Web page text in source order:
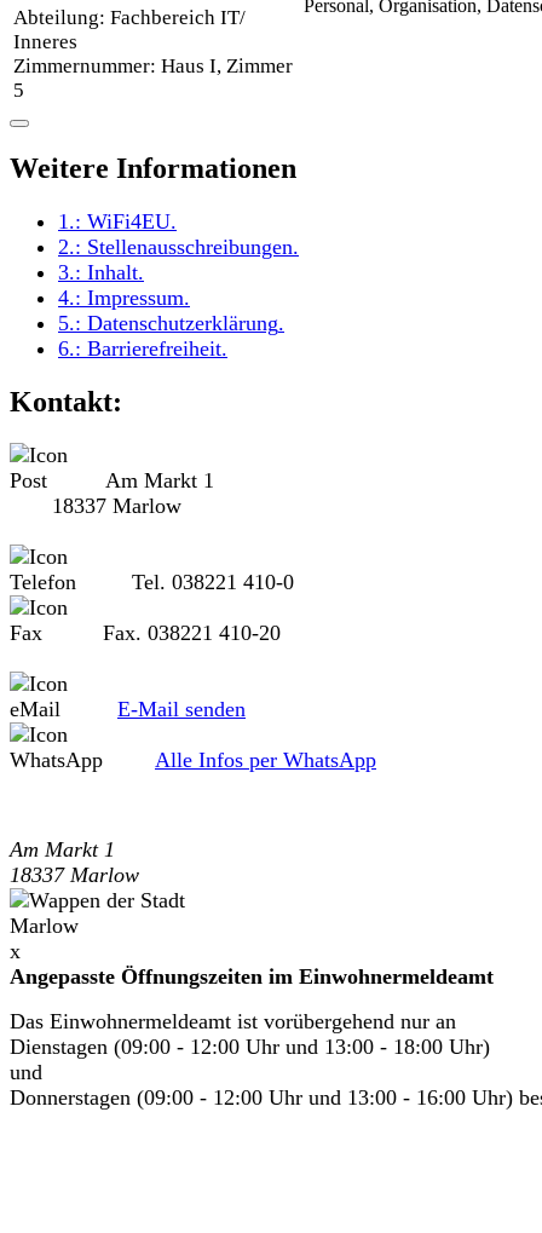
Abteilung: Fachbereich IT/
Inneres
Zimmernummer: Haus I, Zimmer
5
Personal, Organisation,
Weitere Informationen
1.: WiFi4EU.
2.: Stellenausschreibungen.
3.: Inhalt.
4.: Impressum.
5.: Datenschutzerklärung.
6.: Barrierefreiheit.
Kontakt:
Am Markt 1
18337 Marlow
Tel. 038221 410-0
Fax. 038221 410-20
E-Mail senden
Alle Infos per WhatsApp
Am Markt 1
18337 Marlow
x
Angepasste Öffnungszeiten im Einwohnermeldeamt
Das Einwohnermeldeamt ist vorübergehend nur an
Dienstagen (09:00 - 12:00 Uhr und 13:00 - 18:00 Uhr)
und
Donnerstagen (09:00 - 12:00 Uhr und 13:00 - 16:00 Uhr)